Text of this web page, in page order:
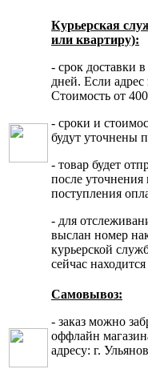
Курьерская
или квартиру):
- срок доставки
дней. Если
Стоимость от
- сроки и
будут уточнены
- товар будет
после уточнения
поступления
- для
выслан номер
курьерской
сейчас
Самовывоз:
- заказ можно
оффлайн
адресу: г.